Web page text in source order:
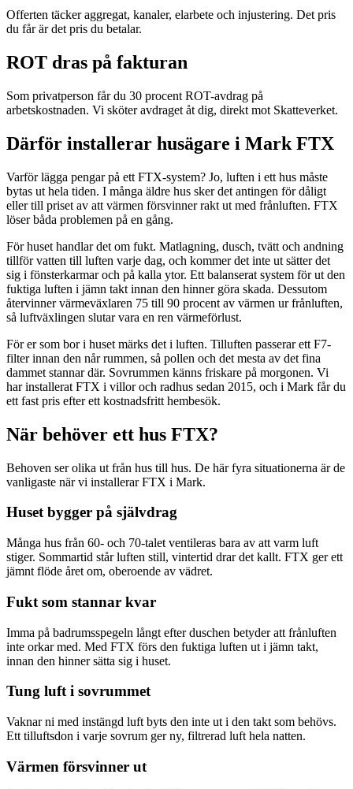
Offerten täcker aggregat, kanaler, elarbete och injustering. Det pris
du får är det pris du betalar.
ROT dras på fakturan
Som privatperson får du 30 procent ROT-avdrag på
arbetskostnaden. Vi sköter avdraget åt dig, direkt mot Skatteverket.
Därför installerar husägare i Mark FTX
Varför lägga pengar på ett FTX-system? Jo, luften i ett hus måste
bytas ut hela tiden. I många äldre hus sker det antingen för dåligt
eller till priset av att värmen försvinner rakt ut med frånluften. FTX
löser båda problemen på en gång.
För huset handlar det om fukt. Matlagning, dusch, tvätt och andning
tillför vatten till luften varje dag, och kommer det inte ut sätter det
sig i fönsterkarmar och på kalla ytor. Ett balanserat system för ut den
fuktiga luften i jämn takt innan den hinner göra skada. Dessutom
återvinner värmeväxlaren 75 till 90 procent av värmen ur frånluften,
så luftväxlingen slutar vara en ren värmeförlust.
För er som bor i huset märks det i luften. Tilluften passerar ett F7-
filter innan den når rummen, så pollen och det mesta av det fina
dammet stannar där. Sovrummen känns friskare på morgonen. Vi
har installerat FTX i villor och radhus sedan 2015, och i Mark får du
ett fast pris efter ett kostnadsfritt hembesök.
När behöver ett hus FTX?
Behoven ser olika ut från hus till hus. De här fyra situationerna är de
vanligaste när vi installerar FTX i Mark.
Huset bygger på självdrag
Många hus från 60- och 70-talet ventileras bara av att varm luft
stiger. Sommartid står luften still, vintertid drar det kallt. FTX ger ett
jämnt flöde året om, oberoende av vädret.
Fukt som stannar kvar
Imma på badrumsspegeln långt efter duschen betyder att frånluften
inte orkar med. Med FTX förs den fuktiga luften ut i jämn takt,
innan den hinner sätta sig i huset.
Tung luft i sovrummet
Vaknar ni med instängd luft byts den inte ut i den takt som behövs.
Ett tilluftsdon i varje sovrum ger ny, filtrerad luft hela natten.
Värmen försvinner ut